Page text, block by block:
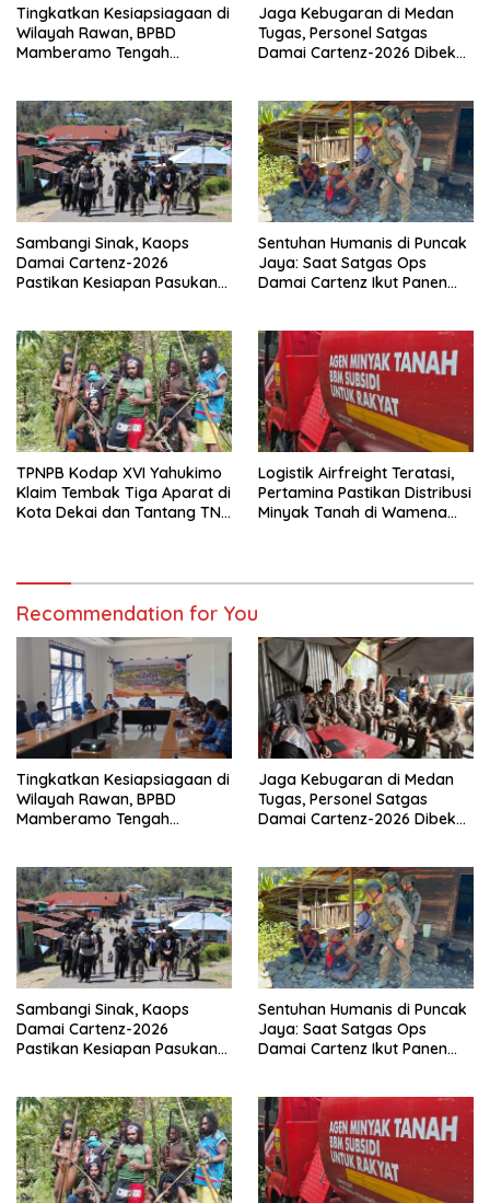
Tingkatkan Kesiapsiagaan di
Wilayah Rawan, BPBD
Mamberamo Tengah
Jaga Kebugaran di Medan
Tugas, Personel Satgas
Damai Cartenz-2026 Dibekali
Sambangi Sinak, Kaops
Damai Cartenz-2026
Pastikan Kesiapan Pasukan
Sentuhan Humanis di Puncak
Jaya: Saat Satgas Ops
Damai Cartenz Ikut Panen
TPNPB Kodap XVI Yahukimo
Klaim Tembak Tiga Aparat di
Kota Dekai dan Tantang TNI-
Logistik Airfreight Teratasi,
Pertamina Pastikan Distribusi
Minyak Tanah di Wamena
Recommendation for You
Tingkatkan Kesiapsiagaan di
Wilayah Rawan, BPBD
Mamberamo Tengah
Jaga Kebugaran di Medan
Tugas, Personel Satgas
Damai Cartenz-2026 Dibekali
Sambangi Sinak, Kaops
Damai Cartenz-2026
Pastikan Kesiapan Pasukan
Sentuhan Humanis di Puncak
Jaya: Saat Satgas Ops
Damai Cartenz Ikut Panen